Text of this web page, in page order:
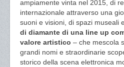
ampiamente vinta nel 2015, di
internazionale attraverso una
suoni e visioni, di spazi museali
di diamante di una line up
valore artistico – che mescola
grandi nomi e straordinarie
storico della scena elettronica